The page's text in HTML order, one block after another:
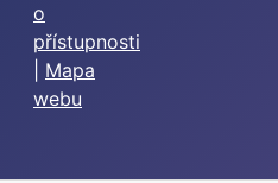
o
přístupnosti
Mapa
webu